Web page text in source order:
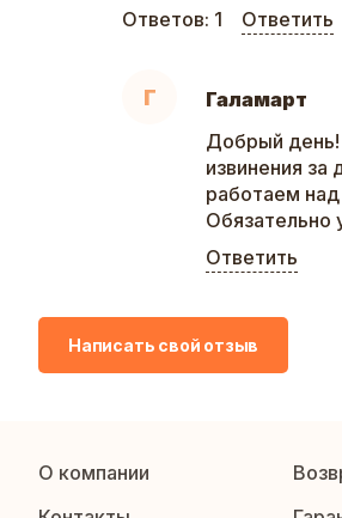
Ответов: 1 Ответить
Г Галамарт
Добрый день!
извинения
работаем
Обязательно
Ответить
Написать свой отзыв
О компании